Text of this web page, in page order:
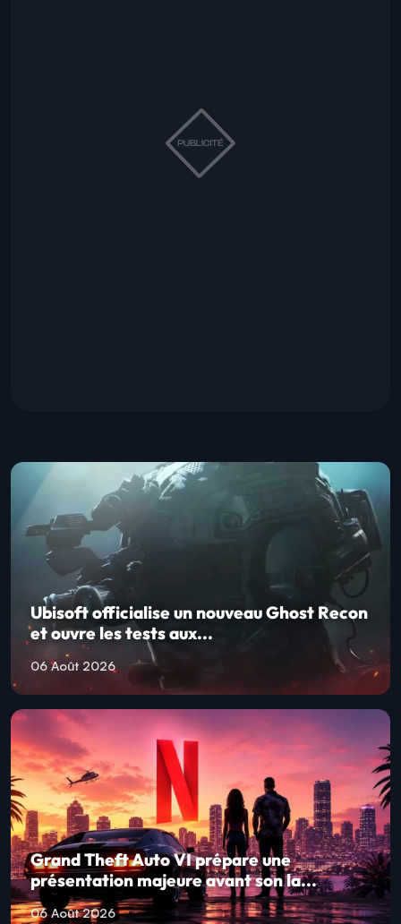
Ubisoft officialise un nouveau Ghost Recon
et ouvre les tests aux...
06 Août 2026
Grand Theft Auto VI prépare une
présentation majeure avant son la...
06 Août 2026